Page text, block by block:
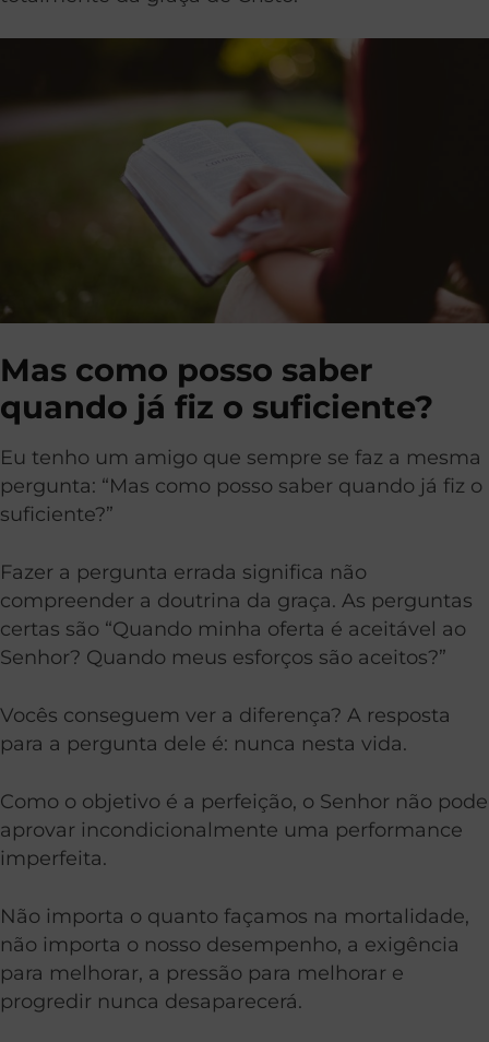
Mas como posso saber
quando já fiz o suficiente?
Eu tenho um amigo que sempre se faz a mesma
pergunta: “Mas como posso saber quando já fiz o
suficiente?”
Fazer a pergunta errada significa não
compreender a doutrina da graça. As perguntas
certas são “Quando minha oferta é aceitável ao
Senhor? Quando meus esforços são aceitos?”
Vocês conseguem ver a diferença? A resposta
para a pergunta dele é: nunca nesta vida.
Como o objetivo é a perfeição, o Senhor não pode
aprovar incondicionalmente uma performance
imperfeita.
Não importa o quanto façamos na mortalidade,
não importa o nosso desempenho, a exigência
para melhorar, a pressão para melhorar e
progredir nunca desaparecerá.